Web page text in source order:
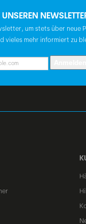
um stets über neue
vieles mehr informiert zu